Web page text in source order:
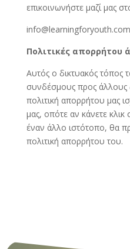
επικοινωνήστε μαζί μας
info@learningforyouth.com
Πολιτικές απορρήτου
Αυτός ο δικτυακός τόπος
συνδέσμους προς άλλους
πολιτική απορρήτου μας
μας, οπότε αν κάνετε
έναν άλλο ιστότοπο, θα
πολιτική απορρήτου του.